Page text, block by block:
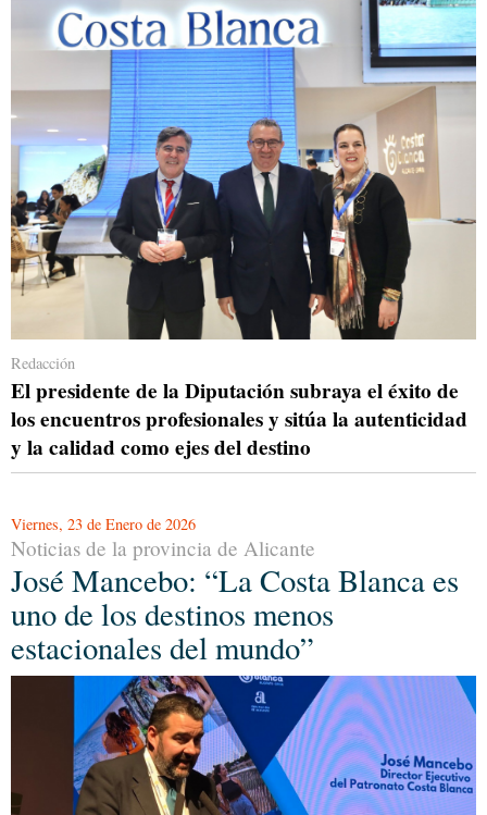
Redacción
El presidente de la Diputación subraya el éxito de
los encuentros profesionales y sitúa la autenticidad
y la calidad como ejes del destino
Viernes, 23 de Enero de 2026
Noticias de la provincia de Alicante
José Mancebo: “La Costa Blanca es
uno de los destinos menos
estacionales del mundo”